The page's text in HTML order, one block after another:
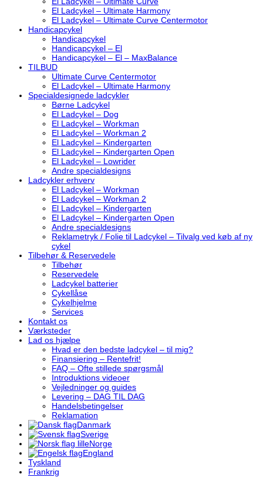
El Ladcykel – Ultimate Harmony
El Ladcykel – Ultimate Curve Centermotor
Handicapcykel
Handicapcykel
Handicapcykel – El
Handicapcykel – El – MaxBalance
TILBUD
Ultimate Curve Centermotor
El Ladcykel – Ultimate Harmony
Specialdesignede ladcykler
Børne Ladcykel
El Ladcykel – Dog
El Ladcykel – Workman
El Ladcykel – Workman 2
El Ladcykel – Kindergarten
El Ladcykel – Kindergarten Open
El Ladcykel – Lowrider
Andre specialdesigns
Ladcykler erhverv
El Ladcykel – Workman
El Ladcykel – Workman 2
El Ladcykel – Kindergarten
El Ladcykel – Kindergarten Open
Andre specialdesigns
Reklametryk / Folie til Ladcykel – Tilvalg ved køb af ny
cykel
Tilbehør & Reservedele
Tilbehør
Reservedele
Ladcykel batterier
Cykellåse
Cykelhjelme
Services
Kontakt os
Værksteder
Lad os hjælpe
Hvad er den bedste ladcykel – til mig?
Finansiering – Rentefrit!
FAQ – Ofte stillede spørgsmål
Introduktions videoer
Vejledninger og guides
Levering – DAG TIL DAG
Handelsbetingelser
Reklamation
Danmark
Sverige
Norge
England
Tyskland
Frankrig